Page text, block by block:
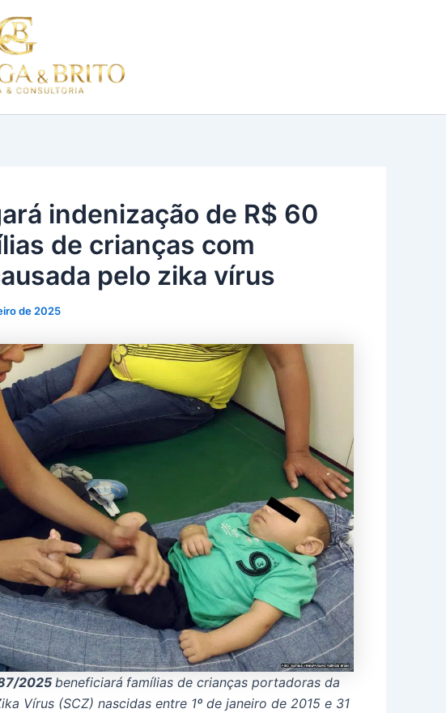
indenização de R$ 60
de crianças com
pelo zika vírus
de 2025
2025beneficiará famílias de crianças portadoras da
Vírus (SCZ) nascidas entre 1º de janeiro de 2015 e 31